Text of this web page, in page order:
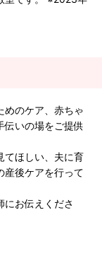
めのケア、赤ちゃ
伝いの場をご提供
てほしい、夫に育
産後ケアを行って
にお伝えくださ